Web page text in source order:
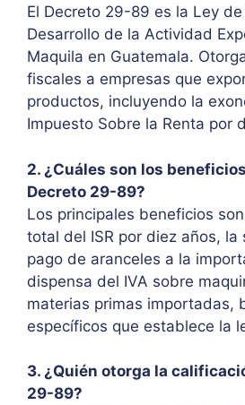
El Decreto 29-89 es la Ley
Desarrollo de la Actividad
Maquila en Guatemala.
fiscales a empresas que
productos, incluyendo la
Impuesto Sobre la Renta por
2. ¿Cuáles son los
Decreto 29-89?
Los principales beneficios
total del ISR por diez años, la
pago de aranceles a la
dispensa del IVA sobre
materias primas importadas,
específicos que establece la
3. ¿Quién otorga la
29-89?